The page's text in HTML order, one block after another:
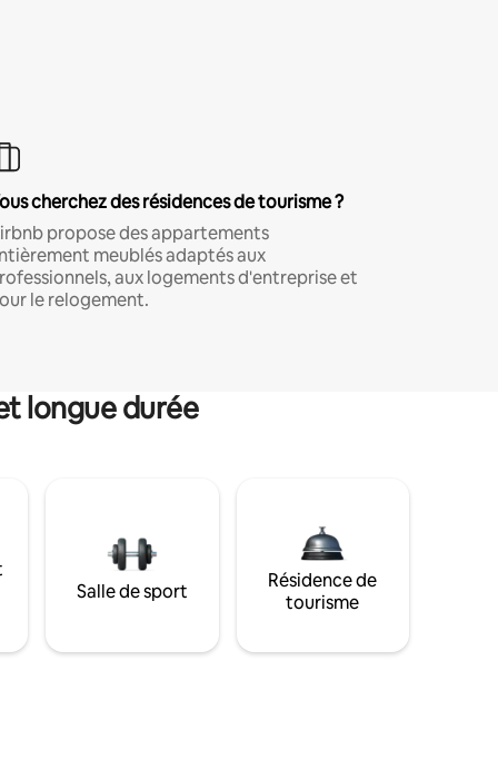
cherchez des résidences de tourisme ?
propose des appartements
meublés adaptés aux
aux logements d'entreprise et
le relogement.
longue durée
Salle de sport
Résidence de
tourisme